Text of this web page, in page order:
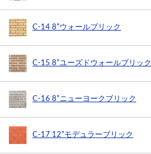
C-14 8”ウォールブリック
C-15 8”ユーズドウォールブリック
C-16 8”ニューヨークブリック
C-17 12”モデュラーブリック